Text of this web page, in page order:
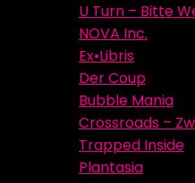
U Turn – Bitte
NOVA Inc.
Ex•Libris
Der Coup
Bubble Mania
Crossroads –
Trapped Inside
Plantasia